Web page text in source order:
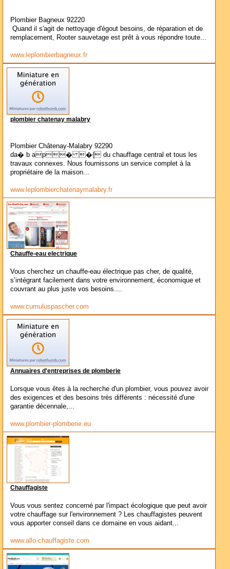
Plombier Bagneux 92220
Quand il s'agit de nettoyage d'égout besoins, de réparation et de
remplacement, Rooter sauvetage est prêt à vous répondre toute...
www.leplombierbagneux.fr
plombier chatenay malabry
Plombier Châtenay-Malabry 92290
da� b ap� �{ du chauffage central et tous les
travaux connexes. Nous fournissons un service complet à la
propriétaire de la maison...
www.leplombierchatenaymalabry.fr
Chauffe-eau electrique
Vous cherchez un chauffe-eau électrique pas cher, de qualité,
s’intégrant facilement dans votre environnement, économique et
couvrant au plus juste vos besoins....
www.cumuluspascher.com
Annuaires d'entreprises de plomberie
Lorsque vous êtes à la recherche d'un plombier, vous pouvez avoir
des exigences et des besoins très différents : nécessité d'une
garantie décennale,...
www.plombier-plomberie.eu
Chauffagiste
Vous vous sentez concerné par l'impact écologique que peut avoir
votre chauffage sur l'environnement ? Les chauffagistes peuvent
vous apporter conseil dans ce domaine en vous aidant...
www.allo-chauffagiste.com